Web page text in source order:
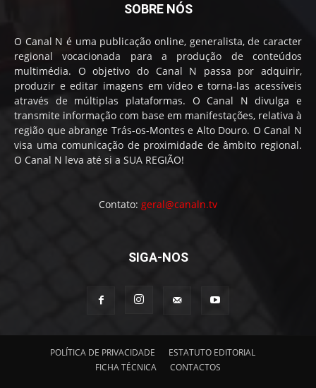
SOBRE NÓS
O Canal N é uma publicação online, generalista, de caracter
regional vocacionada para a produção de conteúdos
multimédia. O objetivo do Canal N passa por adquirir,
produzir e editar imagens em vídeo e torna-las acessíveis
através de múltiplas plataformas. O Canal N divulga e
transmite informação com base em manifestações, relativa à
região que abrange Trás-os-Montes e Alto Douro. O Canal N
visa uma comunicação de proximidade de âmbito regional.
O Canal N leva até si a SUA REGIÃO!
Contato: geral@canaln.tv
SIGA-NOS
POLÍTICA DE PRIVACIDADE
ESTATUTO EDITORIAL
FICHA TÉCNICA
CONTACTOS